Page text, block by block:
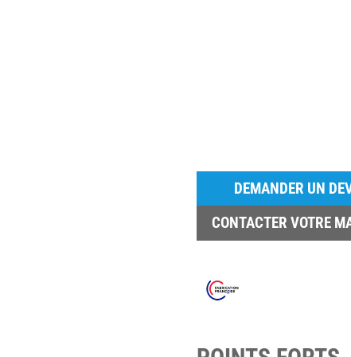
DEMANDER UN
CONTACTER VOTRE